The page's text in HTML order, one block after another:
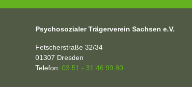
Psychosozialer Trägerverein Sachsen e.V.
Fetscherstraße 32/34
01307 Dresden
Telefon: 03 51 - 31 46 99 80